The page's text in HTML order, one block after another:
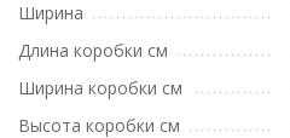
Ширина
Длина коробки см
Ширина коробки см
Высота коробки см